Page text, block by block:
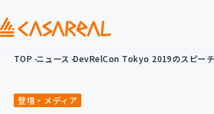
会社情報
TOP ニュース DevRelCon Tokyo 2019のスピー
登壇・メディア